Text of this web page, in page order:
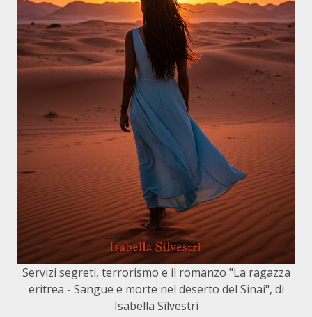
Servizi segreti, terrorismo e il romanzo "La ragazza
eritrea - Sangue e morte nel deserto del Sinai", di
Isabella Silvestri